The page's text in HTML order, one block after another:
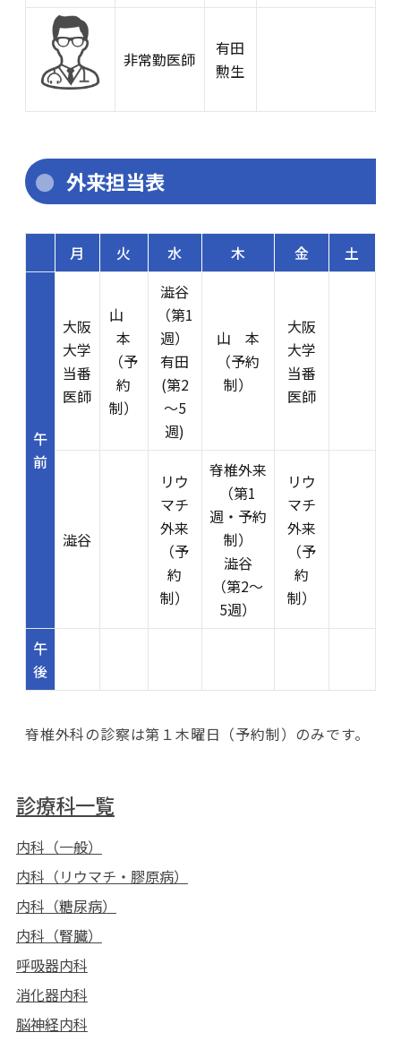
非常勤医師
有田
勲生
外来担当表
月 火 水 木 金 土
午
前
大阪
大学
当番
医師
山
本
（予
約
制）
澁谷
（第1
週）
有田
(第2
～5
週)
山 本
（予約
制）
大阪
大学
当番
医師
澁谷
リウ
マチ
外来
（予
約
制）
脊椎外来
（第1
週・予約
制）
澁谷
（第2～
5週）
リウ
マチ
外来
（予
約
制）
午
後
脊椎外科の診察は第１木曜日（予約制）のみです。
診療科一覧
内科（一般）
内科（リウマチ・膠原病）
内科（糖尿病）
内科（腎臓）
呼吸器内科
消化器内科
脳神経内科